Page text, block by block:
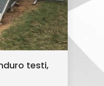
testi,